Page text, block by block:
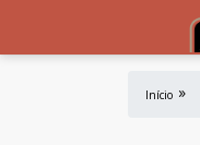
Início